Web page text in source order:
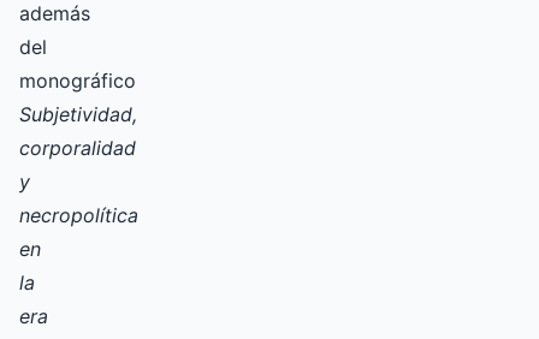
además
del
monográfico
Subjetividad,
corporalidad
y
necropolítica
en
la
era